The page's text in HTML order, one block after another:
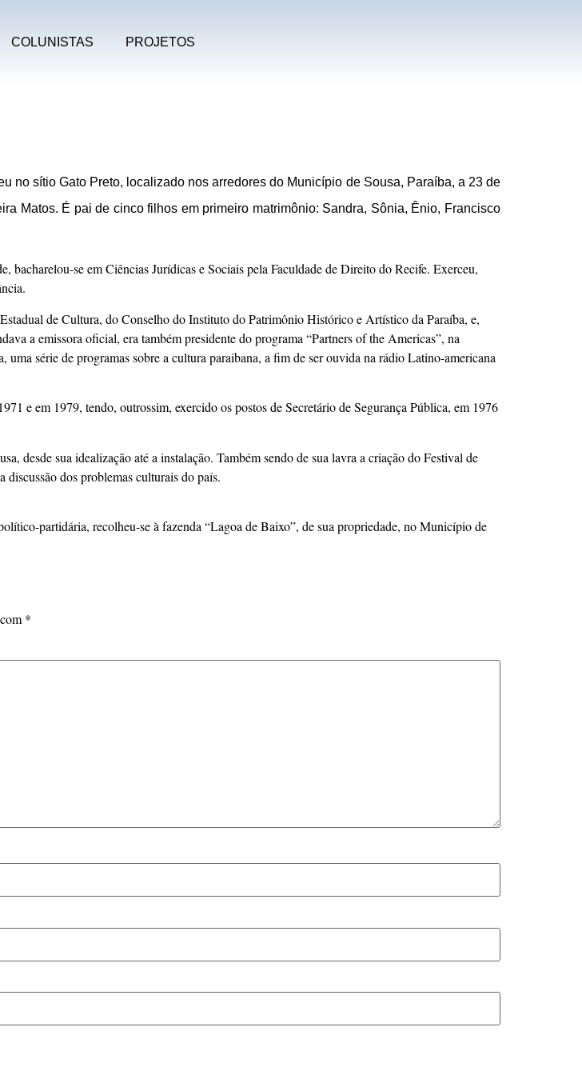
COLUNISTAS PROJETOS
no sítio Gato Preto, localizado nos arredores do Município de Sousa, Paraíba, a 23 de
Matos. É pai de cinco filhos em primeiro matrimônio: Sandra, Sônia, Ênio, Francisco
se em Ciências Jurídicas e Sociais pela Faculdade de Direito do Recife. Exerceu,
de Cultura, do Conselho do Instituto do Patrimônio Histórico e Artístico da Paraíba, e,
a emissora oficial, era também presidente do programa “Partners of the Americas”, na
série de programas sobre a cultura paraibana, a fim de ser ouvida na rádio Latino-americana
e em 1979, tendo, outrossim, exercido os postos de Secretário de Segurança Pública, em 1976
desde sua idealização até a instalação. Também sendo de sua lavra a criação do Festival de
discussão dos problemas culturais do país.
partidária, recolheu-se à fazenda “Lagoa de Baixo”, de sua propriedade, no Município de
*